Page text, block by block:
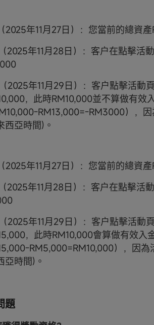
2025年11月27日）：您當前的總資
2025年11月28日）：客户在點擊活
2025年11月29日）：客户點擊活動
，此時RM10,000並不算做有
RM13,000=-RM3000），
西亞時間)。
2025年11月27日）：您當前的總資
2025年11月28日）：客户在點擊活
2025年11月29日）：客户點擊活動
，此時RM10,000會算做有效
RM5,000=RM10,000），因
亞時間)。
題